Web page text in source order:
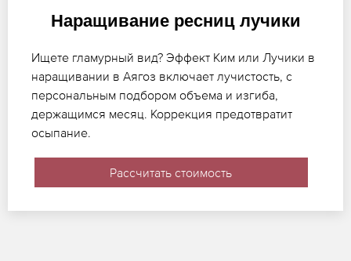
Наращивание ресниц лучики
Ищете гламурный вид? Эффект Ким или Лучики в
наращивании в Аягоз включает лучистость, с
персональным подбором объема и изгиба,
держащимся месяц. Коррекция предотвратит
осыпание.
Рассчитать стоимость